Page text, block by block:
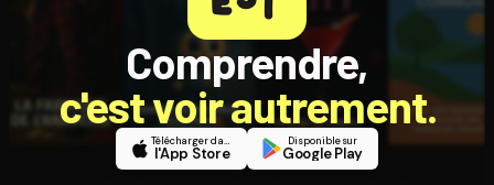
Comprendre,
c'est voir autrement.
Télécharger dans
l'App Store
Disponible sur
Google Play